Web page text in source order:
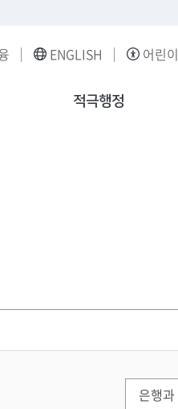
ENGLISH 어린이
적극행정